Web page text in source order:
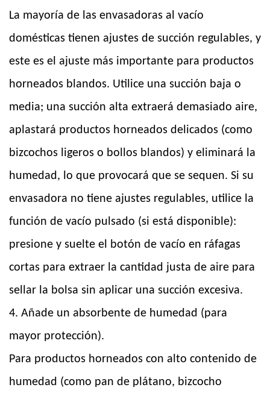
La mayoría de las envasadoras al vacío
domésticas tienen ajustes de succión regulables, y
este es el ajuste más importante para productos
horneados blandos. Utilice una succión baja o
media; una succión alta extraerá demasiado aire,
aplastará productos horneados delicados (como
bizcochos ligeros o bollos blandos) y eliminará la
humedad, lo que provocará que se sequen. Si su
envasadora no tiene ajustes regulables, utilice la
función de vacío pulsado (si está disponible):
presione y suelte el botón de vacío en ráfagas
cortas para extraer la cantidad justa de aire para
sellar la bolsa sin aplicar una succión excesiva.
4. Añade un absorbente de humedad (para
mayor protección).
Para productos horneados con alto contenido de
humedad (como pan de plátano, bizcocho